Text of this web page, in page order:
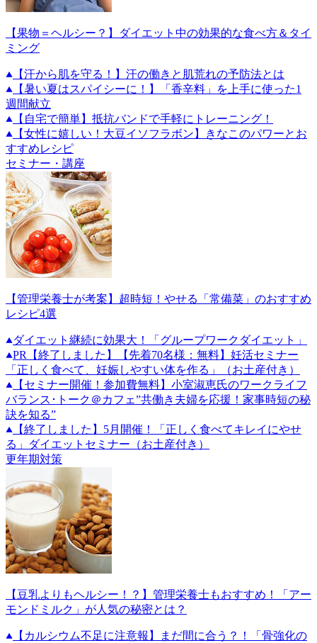
【果物＝ヘルシー？】ダイエット中の効果的な食べ方＆タイ
ミング
【汗から肌を守る！】汗の働きと肌荒れの予防法とは
【暑い夏はスパイシーに！】「香辛料」を上手に使った1
週間献立
【自宅で簡単】抵抗バンドで手軽にトレーニング！
【女性に嬉しい！大豆イソフラボン】きなこのパワーとお
すすめレシピ
セミナー・講座
【管理栄養士が考案】超時短！やせる「常備菜」のおすすめ
レシピ4選
ダイエット継続に効果大！「グループワークダイエット」
PR 【終了しました】【先着70名様：無料】妊活セミナー
「正しく食べて、妊娠しやすい体を作る」（お土産付き）
【セミナー開催！参加費無料】小室淑恵氏のワークライフ
バランス･トーク＠カフェ”共働き夫婦を応援！家事時短の秘
訣を知る”
【終了しました】5月開催！「正しく食べてキレイにやせ
る」ダイエットセミナー（お土産付き）
更年期対策
【豆乳よりもヘルシー！？】管理栄養士もおすすめ！「アー
モンドミルク」が人気の秘密とは？
【カルシウム不足に注意報】まだ間に合う？！「骨強化の